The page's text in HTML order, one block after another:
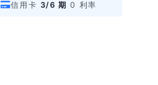
信用卡 3/6 期 0 利率